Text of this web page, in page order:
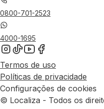
0800-701-2523
4000-1695
Termos de uso
Políticas de privacidade
Configurações de cookies
© Localiza - Todos os